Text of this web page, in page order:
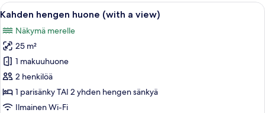
Avaa
kaikki
huonetyypin
Kahden
hengen
huone
(with
a
Hotellihuone, jossa on kaksi
5
Kahden hengen huone (with a view)
Näkymä merelle
25 m²
1 makuuhuone
2 henkilöä
1 parisänky TAI 2 yhden hengen sänkyä
Ilmainen Wi-Fi